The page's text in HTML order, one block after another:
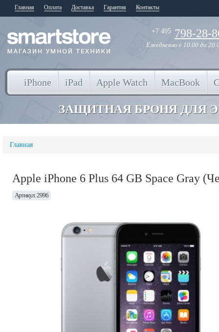
Главная Оплата Доставка Гарантия Контакты
+7 495 798-28-
Ежедневно с 10.00 до
iPhone iPad Apple Watch MacBook
ЗАЩИТНАЯ БРОНЯ ДЛЯ
Главная
Apple iPhone 6 Plus 64 GB Space Gray
Артикул: 2996